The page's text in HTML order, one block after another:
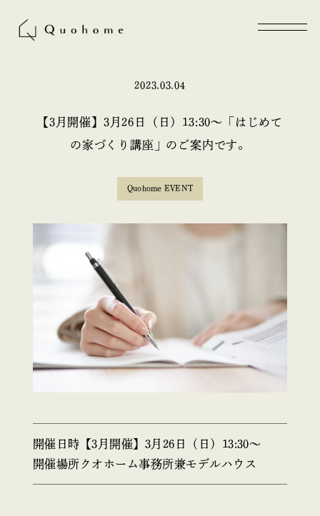
2023.03.04
【3月開催】3月26日（日）13:30〜「はじめて
の家づくり講座」のご案内です。
Quohome EVENT
開催日時 【3月開催】3月26日（日）13:30〜
開催場所 クオホーム事務所兼モデルハウス